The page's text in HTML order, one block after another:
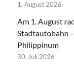
1. August 2026
Am 1. August
Stadtautobahn
Philippinum
30. Juli 2026